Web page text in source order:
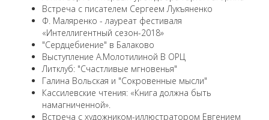
Встреча с писателем Сергеем Лукъяненко
Ф. Маляренко - лауреат фестиваля
«Интеллигентный сезон-2018»
"Сердцебиение" в Балаково
Выступление А.Молотилиной В ОРЦ
Литклуб: "Счастливые мгновенья"
Галина Вольская и "Сокровенные мысли"
Кассилевские чтения: «Книга должна быть
намагниченной».
Встреча с художником-иллюстратором Евгением